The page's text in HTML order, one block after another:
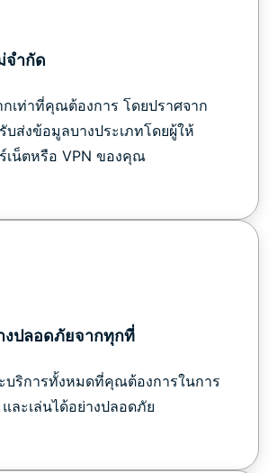
จำกัด
เท่าที่คุณต้องการ โดยปราศจาก
บส่งข้อมูลบางประเภทโดยผู้ให้
เน็ตหรือ VPN ของคุณ
งปลอดภัยจากทุกที่
บริการทั้งหมดที่คุณต้องการในการ
ละเล่นได้อย่างปลอดภัย